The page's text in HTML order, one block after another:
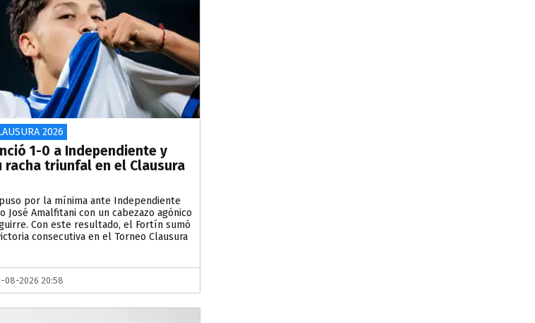
2026
1-0 a Independiente y
racha triunfal en el Clausura
por la mínima ante Independiente
José Amalfitani con un cabezazo agónico
Con este resultado, el Fortín sumó
consecutiva en el Torneo Clausura
08-2026 20:58